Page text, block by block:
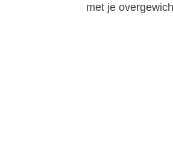
met je